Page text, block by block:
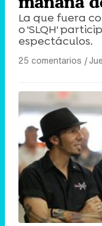
La que fuera
o 'SLQH'
espectáculos.
25 comentarios |